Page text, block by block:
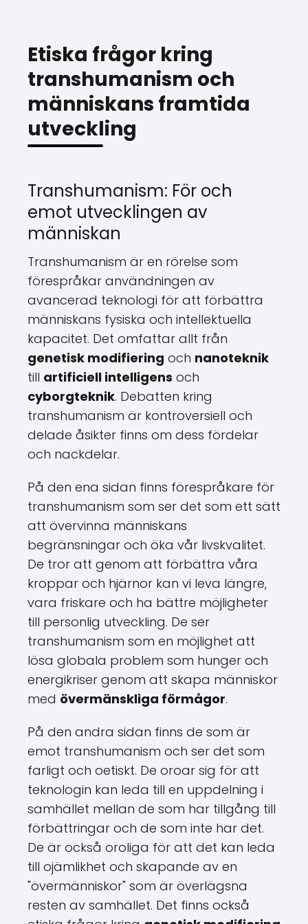
Etiska frågor kring
transhumanism och
människans framtida
utveckling
Transhumanism: För och
emot utvecklingen av
människan
Transhumanism är en rörelse som
förespråkar användningen av
avancerad teknologi för att förbättra
människans fysiska och intellektuella
kapacitet. Det omfattar allt från
genetisk modifiering och nanoteknik
till artificiell intelligens och
cyborgteknik. Debatten kring
transhumanism är kontroversiell och
delade åsikter finns om dess fördelar
och nackdelar.
På den ena sidan finns förespråkare för
transhumanism som ser det som ett sätt
att övervinna människans
begränsningar och öka vår livskvalitet.
De tror att genom att förbättra våra
kroppar och hjärnor kan vi leva längre,
vara friskare och ha bättre möjligheter
till personlig utveckling. De ser
transhumanism som en möjlighet att
lösa globala problem som hunger och
energikriser genom att skapa människor
med övermänskliga förmågor.
På den andra sidan finns de som är
emot transhumanism och ser det som
farligt och oetiskt. De oroar sig för att
teknologin kan leda till en uppdelning i
samhället mellan de som har tillgång till
förbättringar och de som inte har det.
De är också oroliga för att det kan leda
till ojämlikhet och skapande av en
"övermänniskor" som är överlägsna
resten av samhället. Det finns också